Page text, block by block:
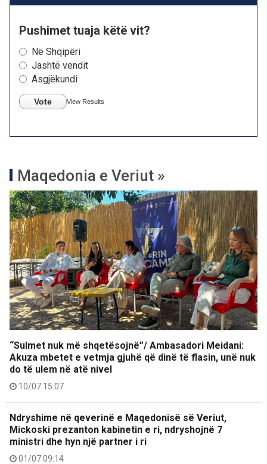
Pushimet tuaja këtë vit?
Në Shqipëri
Jashtë vendit
Asgjëkundi
Vote View Results
Maqedonia e Veriut »
“Sulmet nuk më shqetësojnë”/ Ambasadori Meidani:
Akuza mbetet e vetmja gjuhë që dinë të flasin, unë nuk
do të ulem në atë nivel
10/07 15:07
Ndryshime në qeverinë e Maqedonisë së Veriut,
Mickoski prezanton kabinetin e ri, ndryshojnë 7
ministri dhe hyn një partner i ri
01/07 09:14